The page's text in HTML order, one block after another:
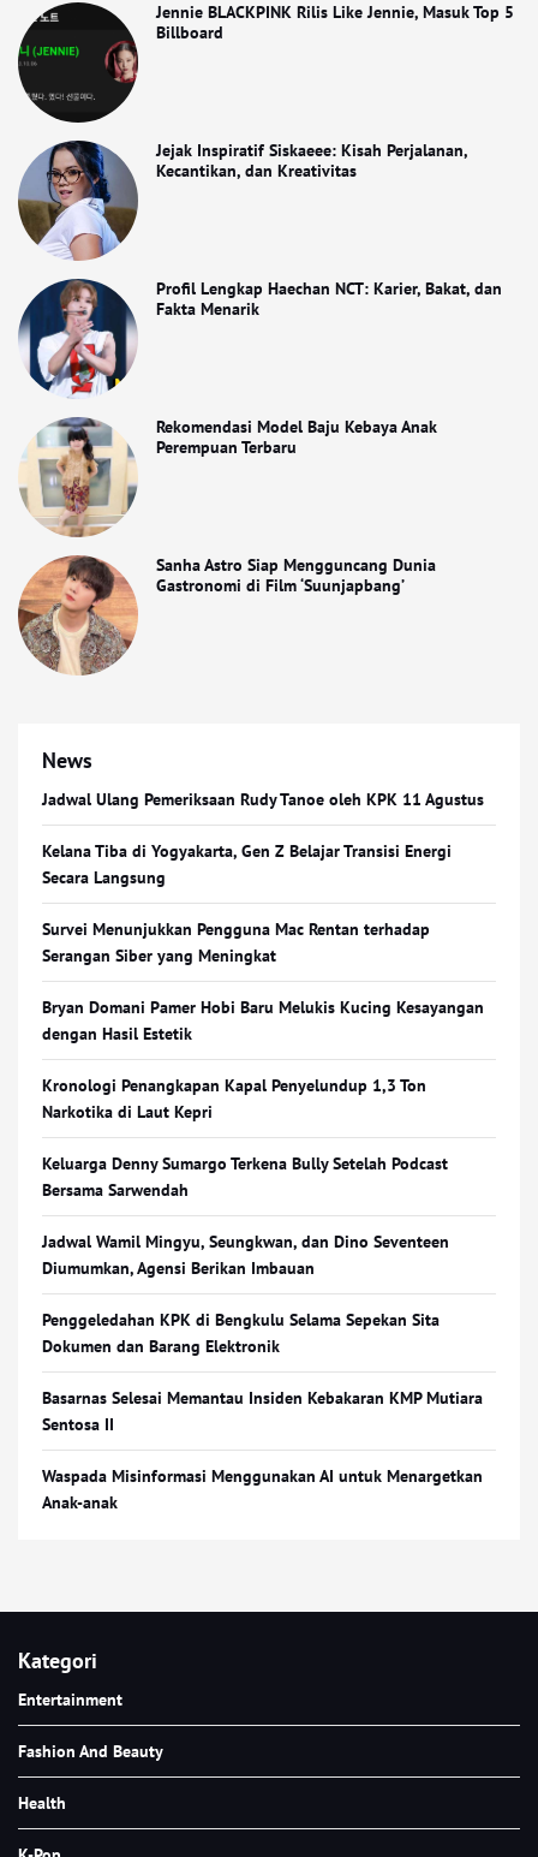
Jennie BLACKPINK Rilis Like Jennie, Masuk Top 5
Billboard
Jejak Inspiratif Siskaeee: Kisah Perjalanan,
Kecantikan, dan Kreativitas
Profil Lengkap Haechan NCT: Karier, Bakat, dan
Fakta Menarik
Rekomendasi Model Baju Kebaya Anak
Perempuan Terbaru
Sanha Astro Siap Mengguncang Dunia
Gastronomi di Film ‘Suunjapbang’
News
Jadwal Ulang Pemeriksaan Rudy Tanoe oleh KPK 11 Agustus
Kelana Tiba di Yogyakarta, Gen Z Belajar Transisi Energi
Secara Langsung
Survei Menunjukkan Pengguna Mac Rentan terhadap
Serangan Siber yang Meningkat
Bryan Domani Pamer Hobi Baru Melukis Kucing Kesayangan
dengan Hasil Estetik
Kronologi Penangkapan Kapal Penyelundup 1,3 Ton
Narkotika di Laut Kepri
Keluarga Denny Sumargo Terkena Bully Setelah Podcast
Bersama Sarwendah
Jadwal Wamil Mingyu, Seungkwan, dan Dino Seventeen
Diumumkan, Agensi Berikan Imbauan
Penggeledahan KPK di Bengkulu Selama Sepekan Sita
Dokumen dan Barang Elektronik
Basarnas Selesai Memantau Insiden Kebakaran KMP Mutiara
Sentosa II
Waspada Misinformasi Menggunakan AI untuk Menargetkan
Anak-anak
Kategori
Entertainment
Fashion And Beauty
Health